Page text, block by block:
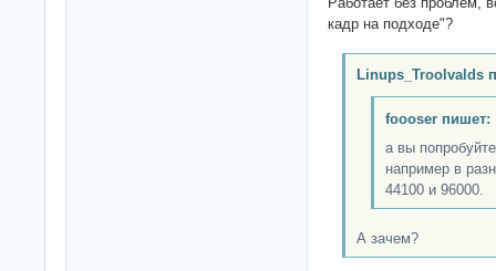
кадр на подходе"?
Linups_Troolvalds
foooser пишет:
а вы
например в
44100 и 96000.
А зачем?